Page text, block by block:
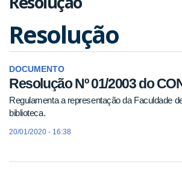
Resolução
DOCUMENTO
Resolução Nº 01/2003 do
Regulamenta a representação da Faculdade
biblioteca.
20/01/2020 - 16:38